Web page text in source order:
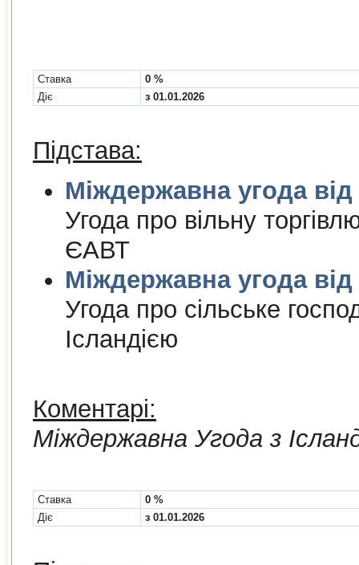
Cтавка
0 %
Діє
з 01.01.2026
Підстава:
Угода про вiльну
ЄАВТ
Угода про сiльське
Iсландiєю
Коментарі:
Мiждержавна Угода з
Cтавка
0 %
Діє
з 01.01.2026